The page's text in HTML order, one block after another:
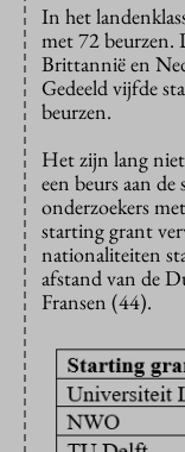
In het
met 72 beurzen.
Brittannië en
Gedeeld vijfde
beurzen.
Het zijn lang
een beurs aan
onderzoekers
starting grant
nationaliteiten
afstand van de
Fransen (44).